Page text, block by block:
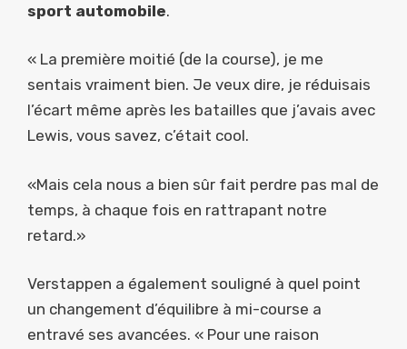
sport automobile.
« La première moitié (de la course), je me
sentais vraiment bien. Je veux dire, je réduisais
l’écart même après les batailles que j’avais avec
Lewis, vous savez, c’était cool.
«Mais cela nous a bien sûr fait perdre pas mal de
temps, à chaque fois en rattrapant notre
retard.»
Verstappen a également souligné à quel point
un changement d’équilibre à mi-course a
entravé ses avancées. « Pour une raison